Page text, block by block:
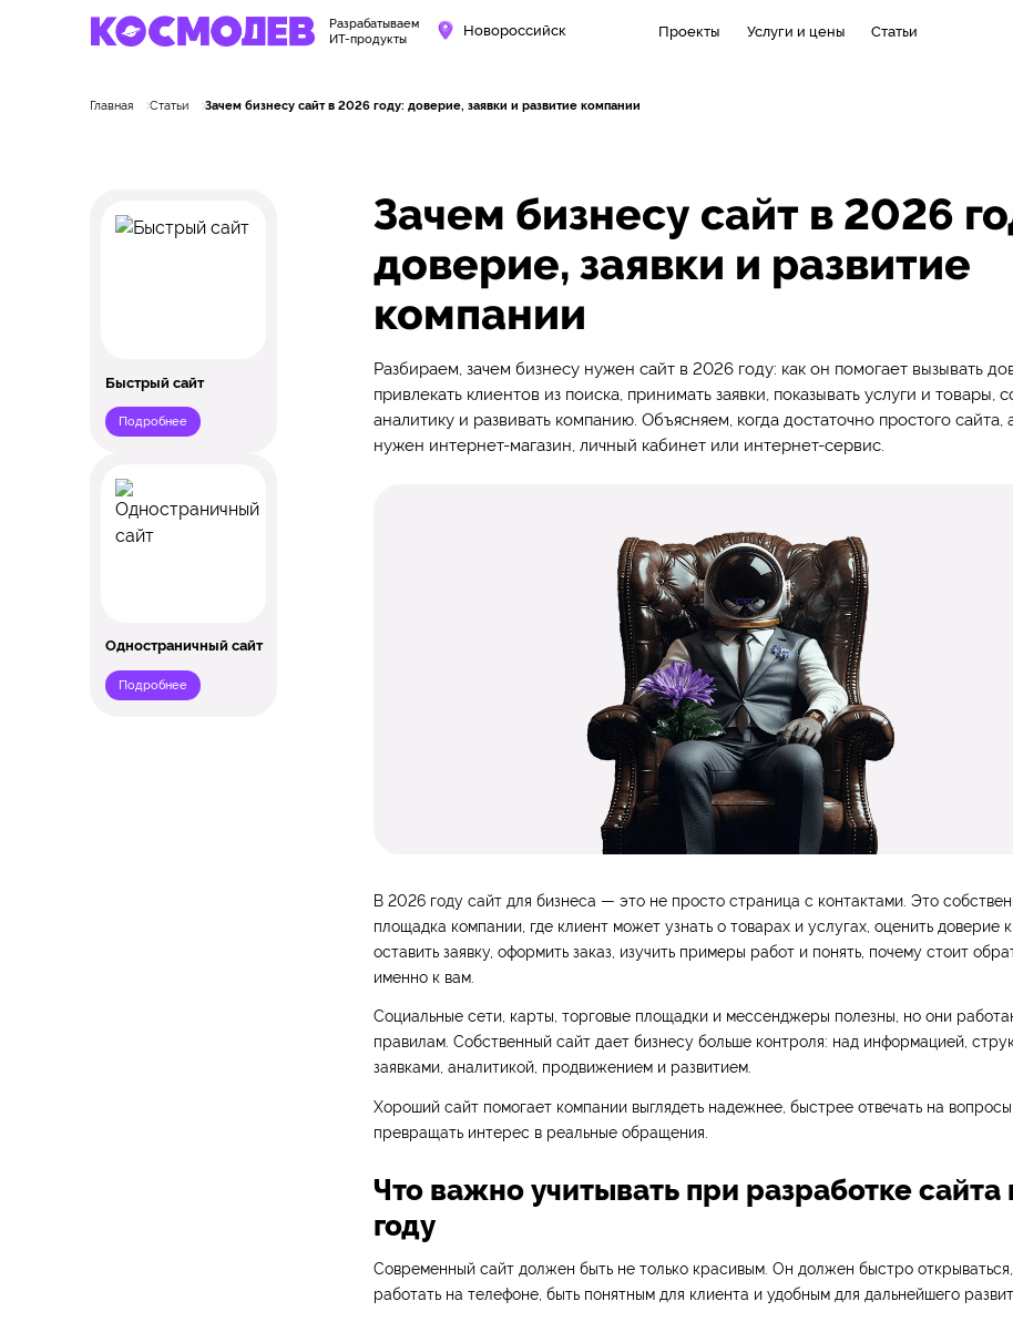
Разрабатываем
ИТ-продукты
Новороссийск Проекты Услуги и цены Статьи
Главная Статьи Зачем бизнесу сайт в 2026 году: доверие, заявки и развитие компании
Быстрый сайт
Подробнее
Одностраничный сайт
Подробнее
Зачем бизнесу сайт в 2026
доверие, заявки и развитие
компании
Разбираем, зачем бизнесу нужен сайт в 2026 году: как он помогает вызывать
привлекать клиентов из поиска, принимать заявки, показывать услуги и товары,
аналитику и развивать компанию. Объясняем, когда достаточно простого сайта,
нужен интернет-магазин, личный кабинет или интернет-сервис.
В 2026 году сайт для бизнеса — это не просто страница с контактами. Это
площадка компании, где клиент может узнать о товарах и услугах, оценить доверие
оставить заявку, оформить заказ, изучить примеры работ и понять, почему стоит
именно к вам.
Социальные сети, карты, торговые площадки и мессенджеры полезны, но они
правилам. Собственный сайт дает бизнесу больше контроля: над информацией,
заявками, аналитикой, продвижением и развитием.
Хороший сайт помогает компании выглядеть надежнее, быстрее отвечать на
превращать интерес в реальные обращения.
Что важно учитывать при разработке сайта
году
Современный сайт должен быть не только красивым. Он должен быстро
работать на телефоне, быть понятным для клиента и удобным для дальнейшего